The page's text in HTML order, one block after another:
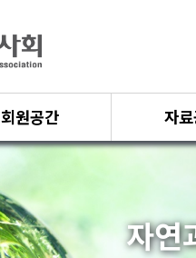
회원공간 자
자연